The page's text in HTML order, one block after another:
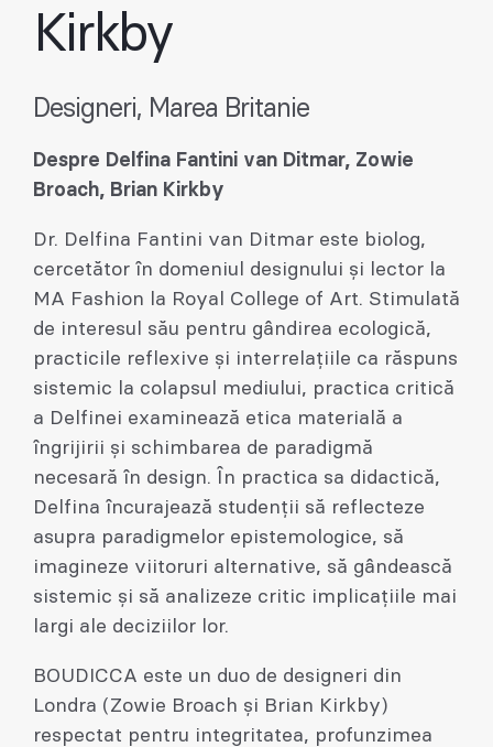
Kirkby
Designeri, Marea Britanie
Despre Delfina Fantini van Ditmar, Zowie
Broach, Brian Kirkby
Dr. Delfina Fantini van Ditmar este biolog,
cercetător în domeniul designului și lector la
MA Fashion la Royal College of Art. Stimulată
de interesul său pentru gândirea ecologică,
practicile reflexive și interrelațiile ca răspuns
sistemic la colapsul mediului, practica critică
a Delfinei examinează etica materială a
îngrijirii și schimbarea de paradigmă
necesară în design. În practica sa didactică,
Delfina încurajează studenții să reflecteze
asupra paradigmelor epistemologice, să
imagineze viitoruri alternative, să gândească
sistemic și să analizeze critic implicațiile mai
largi ale deciziilor lor.
BOUDICCA este un duo de designeri din
Londra (Zowie Broach și Brian Kirkby)
respectat pentru integritatea, profunzimea